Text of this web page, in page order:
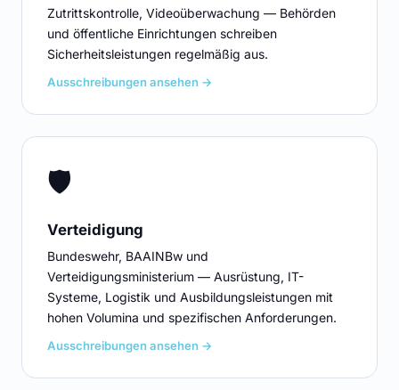
Zutrittskontrolle, Videoüberwachung — Behörden
und öffentliche Einrichtungen schreiben
Sicherheitsleistungen regelmäßig aus.
Ausschreibungen ansehen →
🛡️
Verteidigung
Bundeswehr, BAAINBw und
Verteidigungsministerium — Ausrüstung, IT-
Systeme, Logistik und Ausbildungsleistungen mit
hohen Volumina und spezifischen Anforderungen.
Ausschreibungen ansehen →